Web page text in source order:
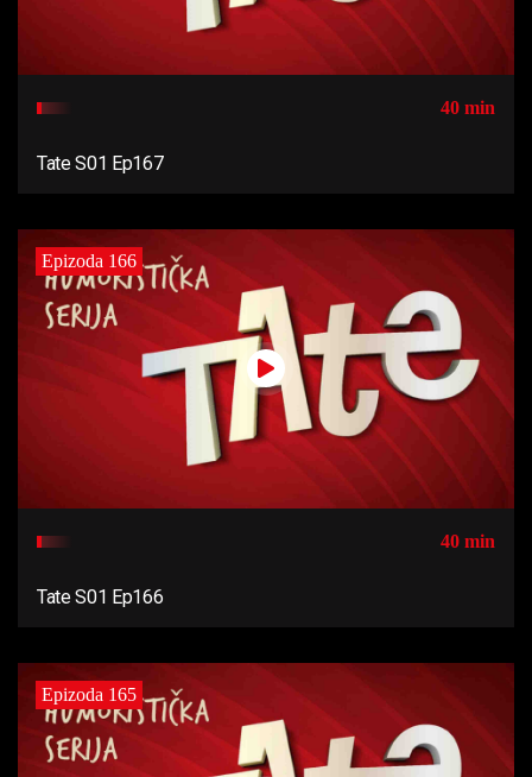
40 min
Tate S01 Ep167
Epizoda 166
40 min
Tate S01 Ep166
Epizoda 165